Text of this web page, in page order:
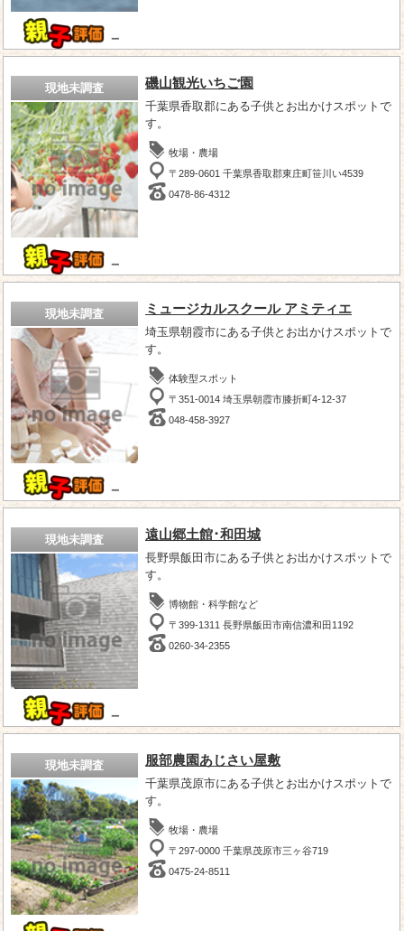
－
現地未調査
－
磯山観光いちご園
千葉県香取郡にある子供とお出かけスポットで
す。
牧場・農場
〒289-0601 千葉県香取郡東庄町笹川い4539
0478-86-4312
現地未調査
－
ミュージカルスクール アミティエ
埼玉県朝霞市にある子供とお出かけスポットで
す。
体験型スポット
〒351-0014 埼玉県朝霞市膝折町4-12-37
048-458-3927
現地未調査
－
遠山郷土館･和田城
長野県飯田市にある子供とお出かけスポットで
す。
博物館・科学館など
〒399-1311 長野県飯田市南信濃和田1192
0260-34-2355
現地未調査 服部農園あじさい屋敷
千葉県茂原市にある子供とお出かけスポットで
す。
牧場・農場
〒297-0000 千葉県茂原市三ヶ谷719
0475-24-8511